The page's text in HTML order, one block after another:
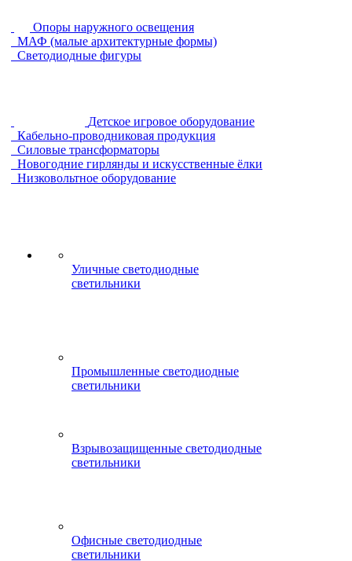
Опоры наружного освещения
МАФ (малые архитектурные формы)
Светодиодные фигуры
Детское игровое оборудование
Кабельно-проводниковая продукция
Силовые трансформаторы
Новогодние гирлянды и искусственные ёлки
Низковольтное оборудование
Уличные светодиодные
светильники
Промышленные светодиодные
светильники
Взрывозащищенные светодиодные
светильники
Офисные светодиодные
светильники